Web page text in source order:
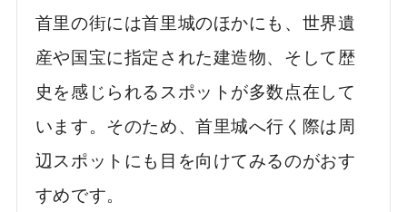
首里の街には首里城のほかにも、世界遺
産や国宝に指定された建造物、そして歴
史を感じられるスポットが多数点在して
います。そのため、首里城へ行く際は周
辺スポットにも目を向けてみるのがおす
すめです。